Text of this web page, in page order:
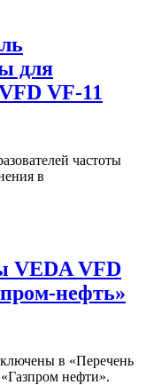
для
VF-11
частоты
в
VEDA VFD
нефть»
в «Перечень
нефти».